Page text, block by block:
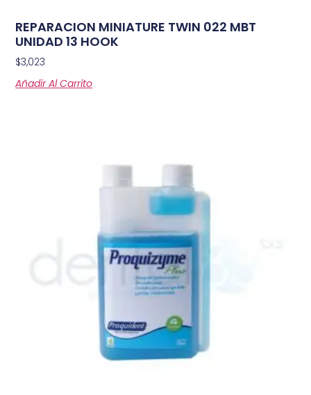
REPARACION MINIATURE TWIN 022 MBT
UNIDAD 13 HOOK
$3,023
Añadir Al Carrito